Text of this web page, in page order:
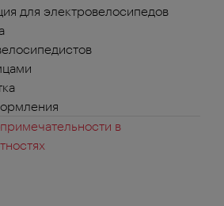
для электровелосипедов
в